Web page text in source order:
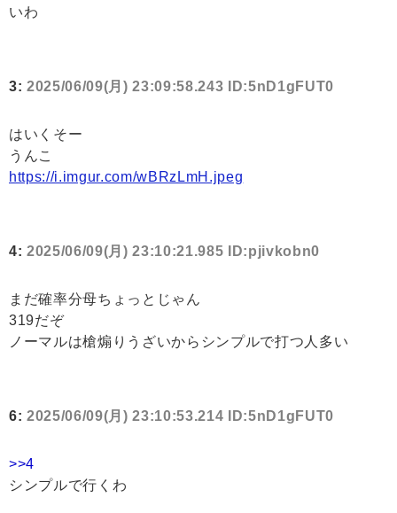
いわ
3: 2025/06/09(月) 23:09:58.243 ID:5nD1gFUT0
はいくそー
うんこ
https://i.imgur.com/wBRzLmH.jpeg
4: 2025/06/09(月) 23:10:21.985 ID:pjivkobn0
まだ確率分母ちょっとじゃん
319だぞ
ノーマルは槍煽りうざいからシンプルで打つ人多い
6: 2025/06/09(月) 23:10:53.214 ID:5nD1gFUT0
>>4
シンプルで行くわ